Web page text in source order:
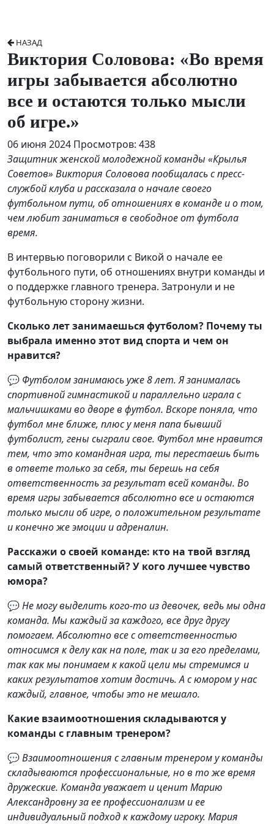
НАЗАД
Виктория Соловова: «Во время
игры забывается абсолютно
все и остаются только мысли
об игре.»
06 июня 2024 Просмотров: 438
Защитник женской молодежной команды «Крылья
Советов» Виктория Соловова пообщалась с пресс-
службой клуба и рассказала о начале своего
футбольном пути, об отношениях в команде и о том,
чем любит заниматься в свободное от футбола
время.
В интервью поговорили с Викой о начале ее
футбольного пути, об отношениях внутри команды и
о поддержке главного тренера. Затронули и не
футбольную сторону жизни.
Сколько лет занимаешься футболом? Почему ты
выбрала именно этот вид спорта и чем он
нравится?
💬 Футболом занимаюсь уже 8 лет. Я занималась
спортивной гимнастикой и параллельно играла с
мальчишками во дворе в футбол. Вскоре поняла, что
футбол мне ближе, плюс у меня папа бывший
футболист, гены сыграли свое. Футбол мне нравится
тем, что это командная игра, ты перестаешь быть
в ответе только за себя, ты берешь на себя
ответственность за результат всей команды. Во
время игры забывается абсолютно все и остаются
только мысли об игре, о положительном результате
и конечно же эмоции и адреналин.
Расскажи о своей команде: кто на твой взгляд
самый ответственный? У кого лучшее чувство
юмора?
💬Не могу выделить кого-то из девочек, ведь мы одна
команда. Мы каждый за каждого, все друг другу
помогаем. Абсолютно все с ответственностью
относимся к делу как на поле, так и за его пределами,
так как мы понимаем к какой цели мы стремимся и
каких результатов хотим достичь. А с юмором у нас
каждый, главное, чтобы это не мешало.
Какие взаимоотношения складываются у
команды с главным тренером?
💬Взаимоотношения с главным тренером у команды
складываются профессиональные, но в то же время
дружеские. Команда уважает и ценит Марию
Александровну за ее профессионализм и ее
индивидуальный подход к каждому игроку. Мария